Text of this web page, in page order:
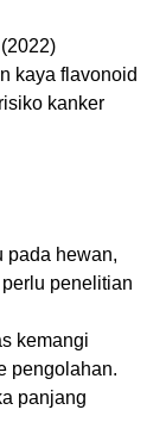
kaya flavonoid
kanker
pada hewan,
penelitian
kemangi
pengolahan.
panjang